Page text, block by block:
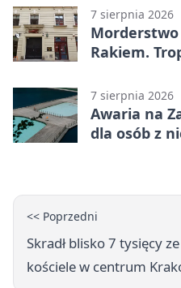
7 sierpnia 2026
Rakiem.
7 sierpnia 2026
Awaria na
dla osób z
<< Poprzedni
Skradł blisko 7 tysięcy
kościele w centrum